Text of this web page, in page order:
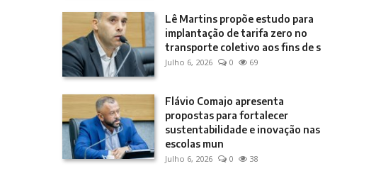
Lê Martins propõe estudo para
implantação de tarifa zero no
transporte coletivo aos fins de s
Julho 6, 2026 0 69
Flávio Comajo apresenta
propostas para fortalecer
sustentabilidade e inovação nas
escolas mun
Julho 6, 2026 0 38